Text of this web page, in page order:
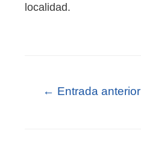
localidad.
← Entrada anterior